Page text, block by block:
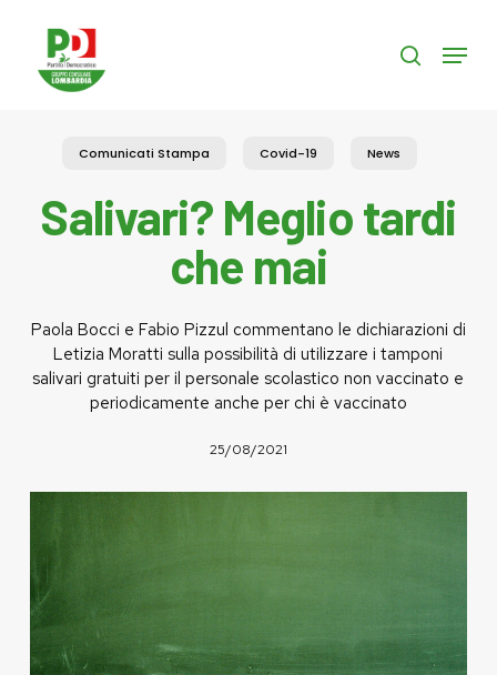
content
search
Menu
Comunicati Stampa Covid-19 News
Salivari? Meglio tardi
che mai
Paola Bocci e Fabio Pizzul commentano le dichiarazioni di
Letizia Moratti sulla possibilità di utilizzare i tamponi
salivari gratuiti per il personale scolastico non vaccinato e
periodicamente anche per chi è vaccinato
25/08/2021